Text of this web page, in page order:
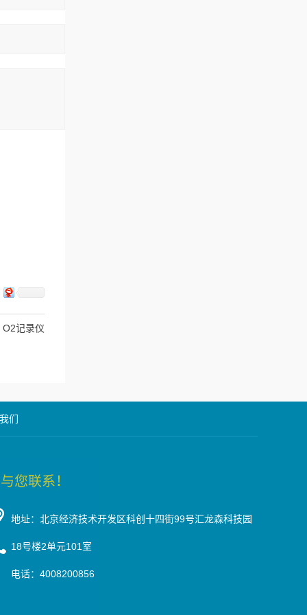
记录仪
们
地址：北京经济技术开发区科创十四街99号汇龙森科技园
18号楼2单元101室
电话：4008200856